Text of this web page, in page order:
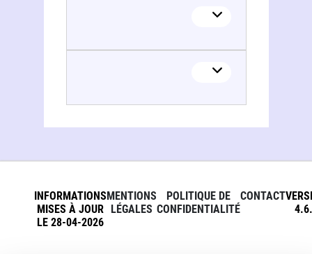
INFORMATIONS
MISES À JOUR
LE 28-04-2026
MENTIONS
LÉGALES
POLITIQUE DE
CONFIDENTIALITÉ
CONTACT